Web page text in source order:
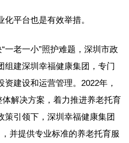
平台也是有效举措。
一老一小”照护难题，深圳市政
组建深圳幸福健康集团，专门
建设和运营管理。2022年，
体解决方案，着力推进养老托育
策引领下，深圳幸福健康集团
并提供专业标准的养老托育服